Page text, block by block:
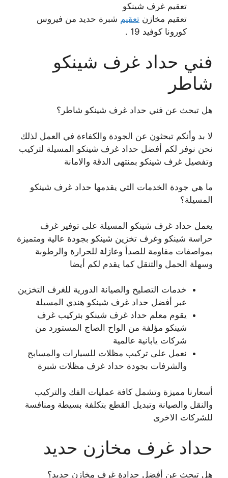
تعقيم غرف شينكو
تعقيم مخازن تعقيم شبرة حديد من فيروس
كورونا كوفيد 19 .
فني حداد غرف شينكو
شاطر
هل تبحث عن فني حداد غرف شينكو شاطر؟
لا بد وأنكم تبحثون عن الجودة والكفاءة في العمل لذلك
نحن نوفر لكم أفضل حداد غرف شينكو المسيلة لتركيب
وتفصيل غرف شينكو بمنتهى الدقة والامانة
ما هي جودة الخدمات التي يقدمها حداد غرف شينكو
المسيلة؟
يعمل حداد غرف شينكو المسيلة على توفير غرف
حراسة شينكو وغرف تخزين شينكو بجودة عالية ومتميزة
بمواصفات مقاومة للصدأ وعازلة للحرارة والرطوبة
وسهلة الحمل والتنقل كما يقدم لكم أيضا
خدمات التصليح والصيانة الدورية للغرف التخزين
عبر أفضل حداد غرف شينكو هندي المسيلة
يقوم معلم حداد غرف شينكو بتركيب غرف
شينكو مؤلفة من الواح الصاج المستورد من
شركات يابانية عالمية
نعمل على تركيب مظلات للسيارات والمسابح
والشرفات بجودة حداد غرف مظلات شبرة
أسعارنا مميزة وتشمل كافة عمليات الفك والتركيب
والنقل والصيانة وتبديل القطع بتكلفة بسيطة ومنافسة
للشركات الاخرى
حداد غرف مخازن حديد
هل تبحث عن أفضل حدادة غرف مخازن حديد؟